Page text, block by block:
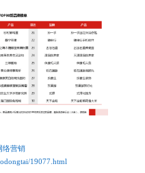
络营销
19077.html